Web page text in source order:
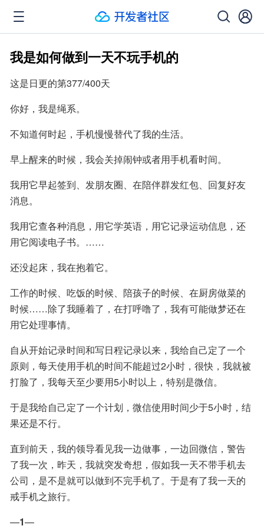
我是如何做到一天不玩手机的
这是日更的第377/400天
你好，我是绳系。
不知道何时起，手机慢慢替代了我的生活。
早上醒来的时候，我会关掉闹钟或者用手机看时间。
我用它早起签到、发朋友圈、在陪伴群发红包、回复好友
消息。
我用它查各种消息，用它学英语，用它记录运动信息，还
用它阅读电子书。……
还没起床，我在抱着它。
工作的时候、吃饭的时候、陪孩子的时候、在厨房做菜的
时候……除了我睡着了，在打呼噜了，我有可能做梦还在
用它处理事情。
自从开始记录时间和写日程记录以来，我给自己定了一个
原则，每天使用手机的时间不能超过2小时，很快，我就被
打脸了，我每天至少要用5小时以上，特别是微信。
于是我给自己定了一个计划，微信使用时间少于5小时，结
果还是不行。
直到前天，我的领导看见我一边做事，一边回微信，警告
了我一次，昨天，我就突发奇想，假如我一天不带手机去
公司，是不是就可以做到不完手机了。于是有了我一天的
戒手机之旅行。
—1—